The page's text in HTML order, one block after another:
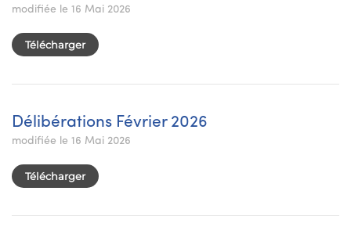
modifiée le 16 Mai 2026
Télécharger
Délibérations Février 2026
modifiée le 16 Mai 2026
Télécharger